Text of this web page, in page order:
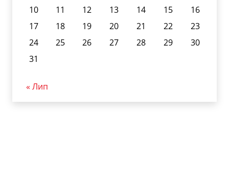
10
11 12 13 14 15
16
17
18 19 20 21 22
23
24
25 26 27 28 29
30
31
« Лип